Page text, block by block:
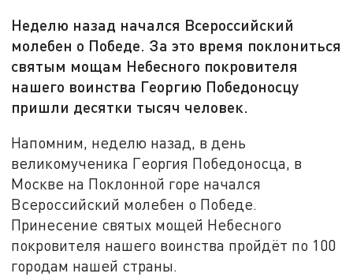
Неделю назад начался Всероссийский
молебен о Победе. За это время поклониться
святым мощам Небесного покровителя
нашего воинства Георгию Победоносцу
пришли десятки тысяч человек.
Напомним, неделю назад, в день
великомученика Георгия Победоносца, в
Москве на Поклонной горе начался
Всероссийский молебен о Победе.
Принесение святых мощей Небесного
покровителя нашего воинства пройдёт по 100
городам нашей страны.